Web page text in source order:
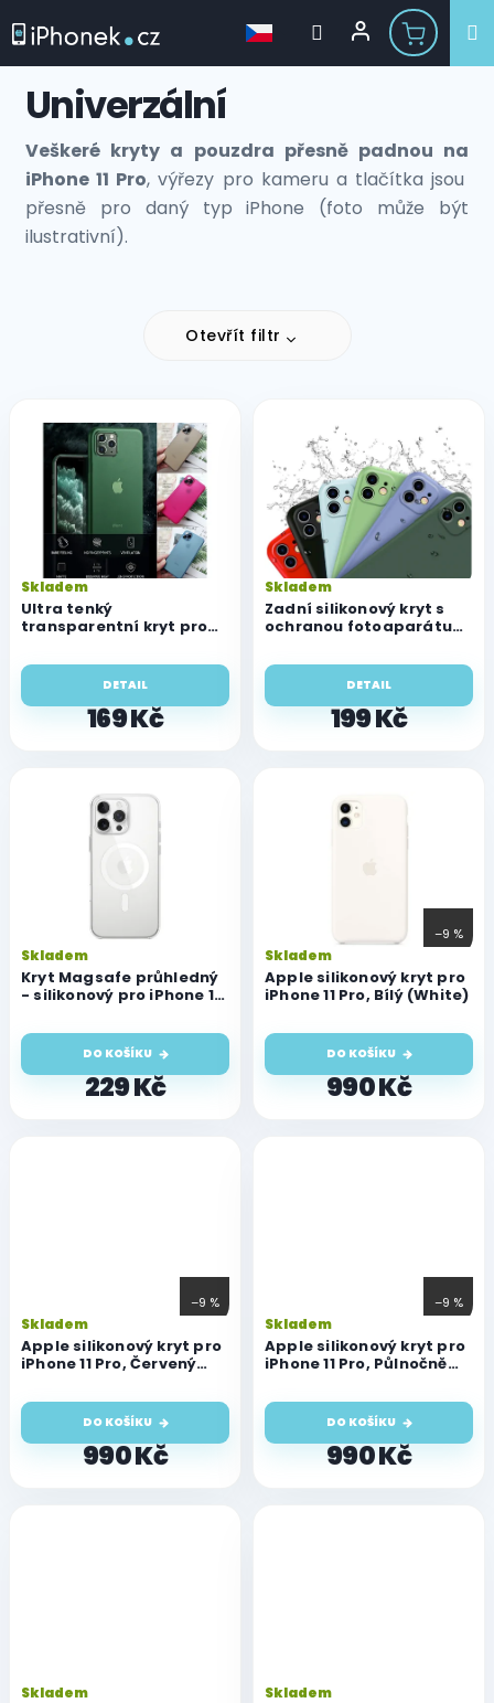
obsahUniverzální
Veškeré kryty a pouzdra přesně padnou na
iPhone 11 Pro, výřezy pro kameru a tlačítka jsou
přesně pro daný typ iPhone (foto může být
ilustrativní).
Otevřít filtr
ý
p
p
o
d
u
ů
Ultra tenký
transparentní kryt pro
Skladem
169 Kč
DETAIL
Zadní silikonový kryt s
ochranou fotoaparátu
Skladem
199 Kč
DETAIL
Kryt Magsafe průhledný
- silikonový pro iPhone 11
Skladem
229 Kč
DO KOŠÍKU
–9 %
Apple silikonový kryt pro
iPhone 11 Pro, Bílý (White)
Skladem
990 Kč
DO KOŠÍKU
–9 %
Apple silikonový kryt pro
iPhone 11 Pro, Červený
Skladem
990 Kč
DO KOŠÍKU
–9 %
Apple silikonový kryt pro
iPhone 11 Pro, Půlnočně
Skladem
990 Kč
DO KOŠÍKU
Skladem Skladem